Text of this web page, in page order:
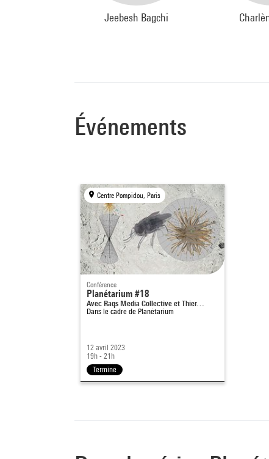
Jeebesh Bagchi
Événements
Centre Pompidou, Paris
Conférence
Planétarium #18
Avec Raqs Media Collective et Thier…
Dans le cadre de Planétarium
12 avril 2023
19h - 21h
Terminé